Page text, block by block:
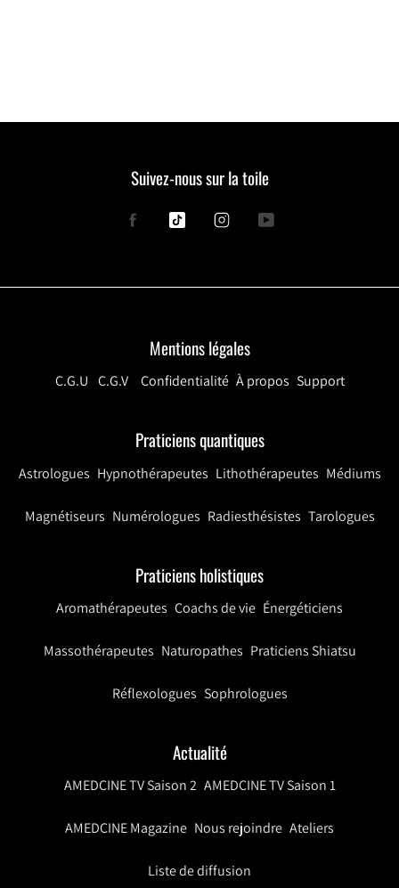
Suivez-nous sur la toile
FacebookTiktok InstagramYouTube
Mentions légales
C.G.U C.G.V Confidentialité À propos Support
Praticiens quantiques
Astrologues Hypnothérapeutes Lithothérapeutes Médiums
Magnétiseurs Numérologues Radiesthésistes Tarologues
Praticiens holistiques
Aromathérapeutes Coachs de vie Énergéticiens
Massothérapeutes Naturopathes Praticiens Shiatsu
Réflexologues Sophrologues
Actualité
AMEDCINE TV Saison 2 AMEDCINE TV Saison 1
AMEDCINE Magazine Nous rejoindre Ateliers
Liste de diffusion